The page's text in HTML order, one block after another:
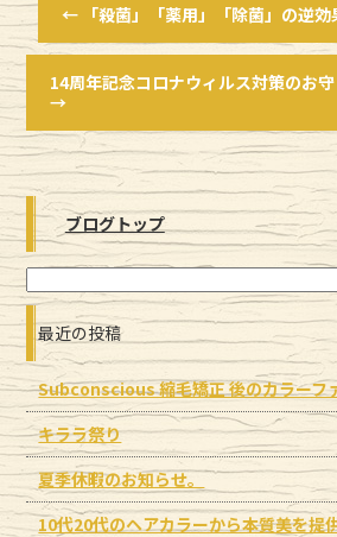
← 「殺菌」「薬用」「除菌」の逆効
14周年記念コロナウィルス対策のお守
→
ブログトップ
最近の投稿
Subconscious 縮毛矯正 後のカラーフ
キララ祭り
夏季休暇のお知らせ。
10代20代のヘアカラーから本質美を提